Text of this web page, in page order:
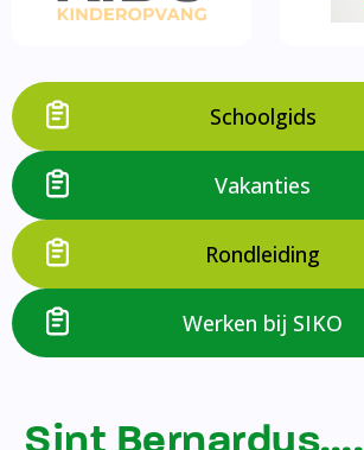
Schoolgids
Vakanties
Rondleiding
Werken bij SIKO